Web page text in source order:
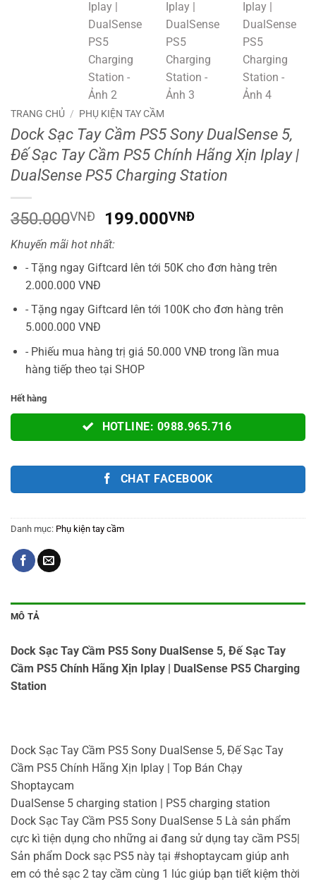
TRANG CHỦ / PHỤ KIỆN TAY CẦM
Dock Sạc Tay Cầm PS5 Sony DualSense 5,
Đế Sạc Tay Cầm PS5 Chính Hãng Xịn Iplay |
DualSense PS5 Charging Station
350.000VNĐ
Giá
gốc
là:
350.000VNĐ.
199.000VNĐGiá
là:
Khuyến mãi hot nhất:
- Tặng ngay Giftcard lên tới 50K cho đơn hàng trên
2.000.000 VNĐ
- Tặng ngay Giftcard lên tới 100K cho đơn hàng trên
5.000.000 VNĐ
- Phiếu mua hàng trị giá 50.000 VNĐ trong lần mua
hàng tiếp theo tại SHOP
Hết hàng
HOTLINE: 0988.965.716
CHAT FACEBOOK
Danh mục: Phụ kiện tay cầm
MÔ TẢ
Dock Sạc Tay Cầm PS5 Sony DualSense 5, Đế Sạc Tay
Cầm PS5 Chính Hãng Xịn Iplay | DualSense PS5 Charging
Station
Dock Sạc Tay Cầm PS5 Sony DualSense 5, Đế Sạc Tay
Cầm PS5 Chính Hãng Xịn Iplay | Top Bán Chạy
Shoptaycam
DualSense 5 charging station | PS5 charging station
Dock Sạc Tay Cầm PS5 Sony DualSense 5 Là sản phẩm
cực kì tiện dụng cho những ai đang sử dụng tay cầm PS5|
Sản phẩm Dock sạc PS5 này tại #shoptaycam giúp anh
em có thẻ sạc 2 tay cầm cùng 1 lúc giúp bạn tiết kiệm thời